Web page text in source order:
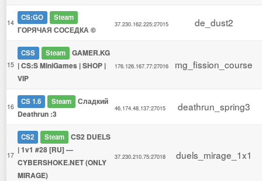
14
CS:GO Steam
ГОРЯЧАЯ СОСЕДКА ©
37.230.162.225:27015 de_dust2
15
CSS Steam
GAMER.KG
| CS:S MiniGames | SHOP |
VIP
176.126.167.77:27016 mg_fission_course
16
CS 1.6 Steam
Сладкий
Deathrun :3
46.174.48.137:27015 deathrun_spring3
17
CS2 Steam
CS2 DUELS
| 1v1 #28 [RU] —
CYBERSHOKE.NET (ONLY
MIRAGE)
37.230.210.75:27018 duels_mirage_1x1